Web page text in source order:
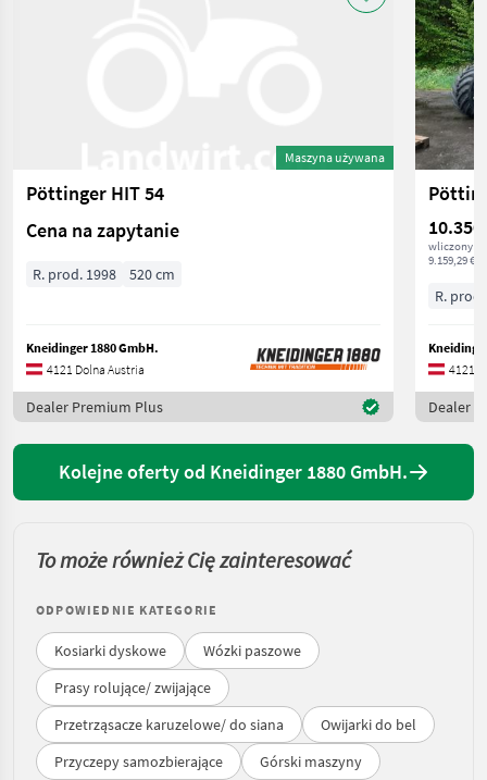
Maszyna używana
Pöttinger HIT 54
Cena na zapytanie
R. prod. 1998 520 cm
Kneidinger 1880 GmbH.
4121 Dolna Austria
Dealer Premium Plus
10.350
wliczony
9.159,29 €
R.
4121
Dealer
Kolejne oferty od Kneidinger 1880 GmbH.
To może również Cię zainteresować
ODPOWIEDNIE KATEGORIE
Kosiarki dyskowe
Wózki paszowe
Prasy rolujące/ zwijające
Przetrząsacze karuzelowe/ do siana
Owijarki do bel
Przyczepy samozbierające
Górski maszyny